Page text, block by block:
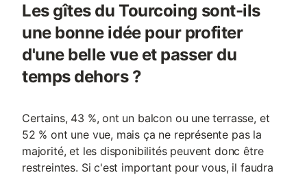
Les gîtes du Tourcoing sont-ils
une bonne idée pour profiter
d'une belle vue et passer du
temps dehors ?
Certains, 43 %, ont un balcon ou une terrasse, et
52 % ont une vue, mais ça ne représente pas la
majorité, et les disponibilités peuvent donc être
restreintes. Si c'est important pour vous, il faudra